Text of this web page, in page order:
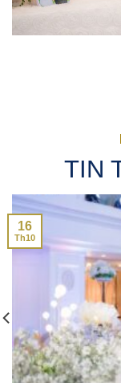
TIN
16
Th10